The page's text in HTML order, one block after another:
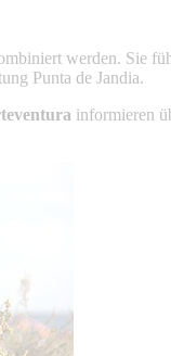
werden. Sie
Punta de Jandia.
informieren